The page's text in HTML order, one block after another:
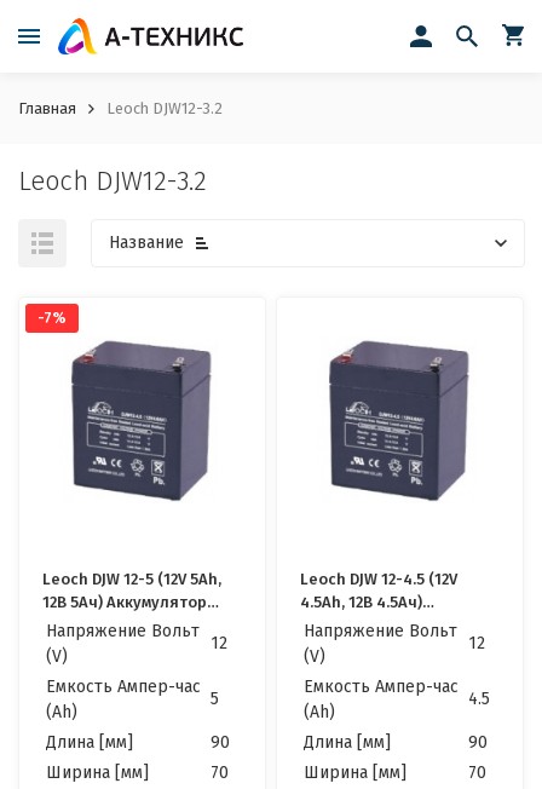
Главная Leoch DJW12-3.2
Leoch DJW12-3.2
Название
-7%
Leoch DJW 12-5 (12V 5Ah,
12В 5Ач) Аккумулятор
Леоч
Напряжение Вольт
(V)
12
Емкость Ампер-час
(Ah)
5
Длина [мм]
90
Ширина [мм]
70
Leoch DJW 12-4.5 (12V
4.5Ah, 12В 4.5Ач)
Аккумулятор Леоч
Напряжение Вольт
(V)
12
Емкость Ампер-час
(Ah)
4.5
Длина [мм]
90
Ширина [мм]
70